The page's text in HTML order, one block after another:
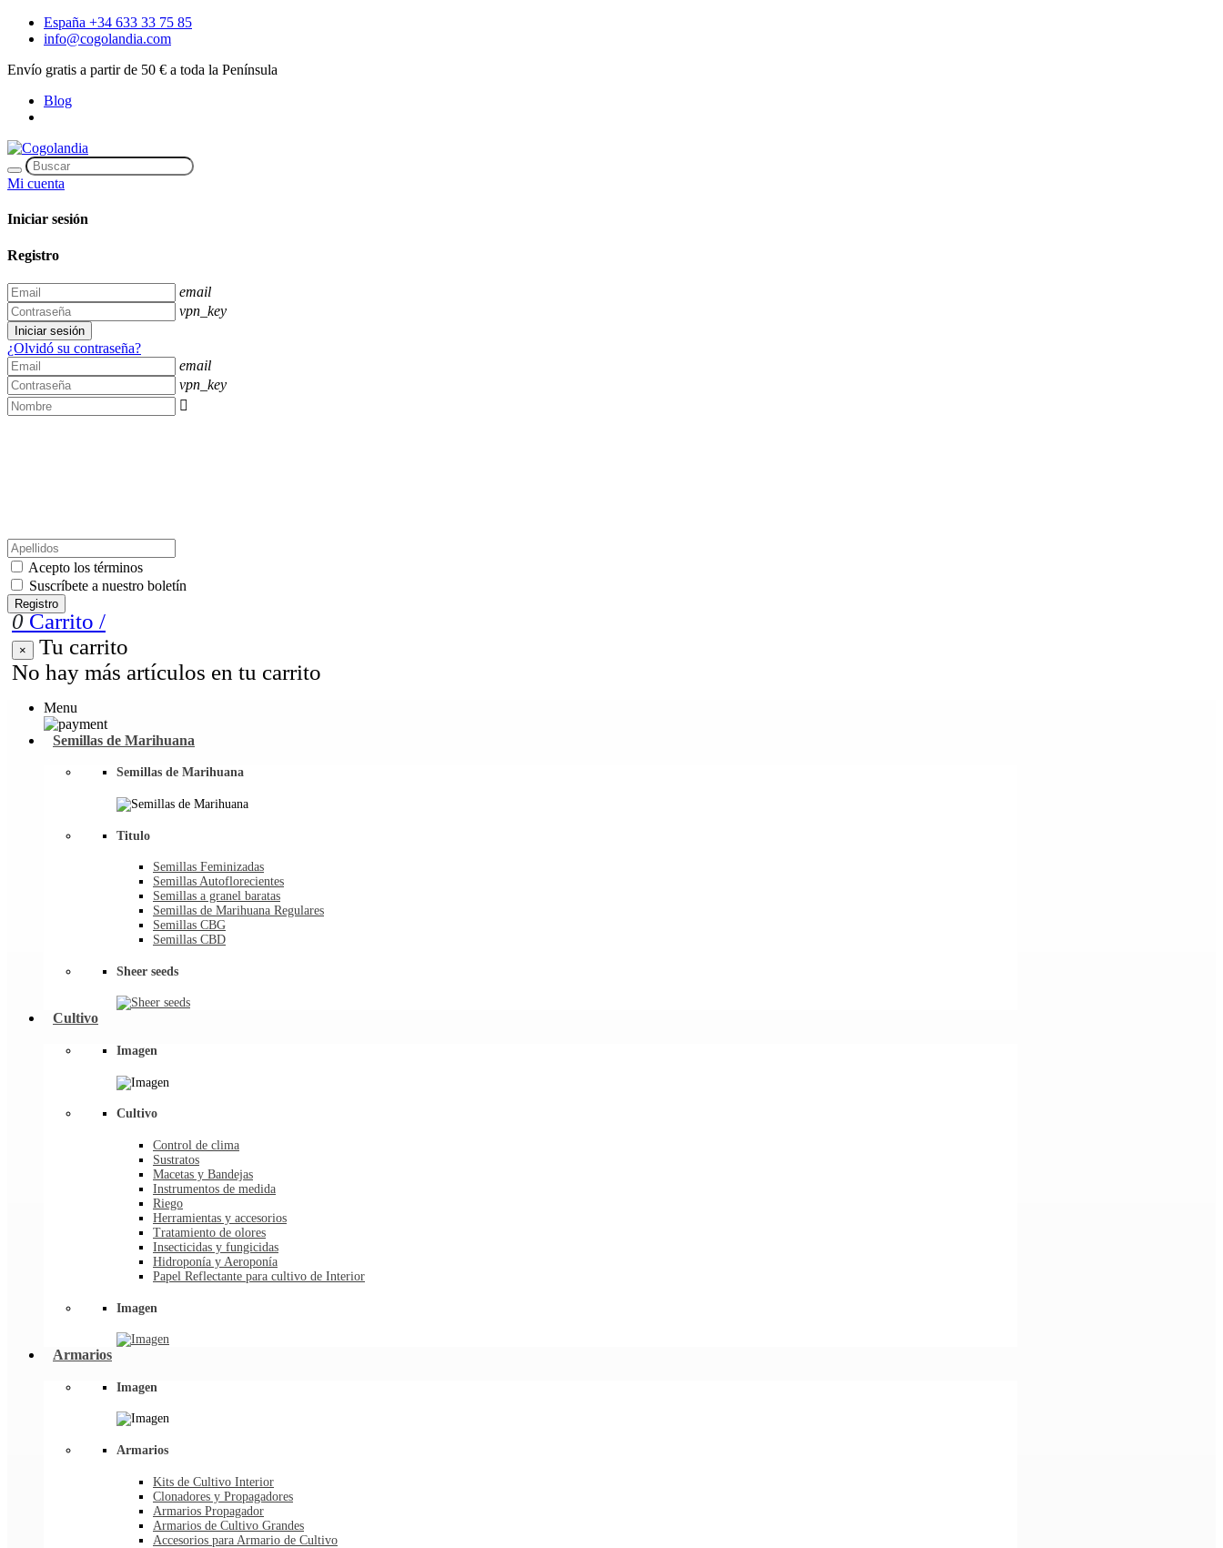
España +34 633 33 75 85
info@cogolandia.com
Envío gratis a partir de 50 € a toda la Península
Blog
Mi cuenta
Iniciar sesión
Registro
email
vpn_key
Iniciar sesión
¿Olvidó su contraseña?
email
vpn_key

Acepto los términos
Suscríbete a nuestro boletín
Registro
0 Carrito /
×
Tu carrito
No hay más artículos en tu carrito
Menu
Semillas de Marihuana
Semillas de Marihuana
Titulo
Semillas Feminizadas
Semillas Autoflorecientes
Semillas a granel baratas
Semillas de Marihuana Regulares
Semillas CBG
Semillas CBD
Sheer seeds
Cultivo
Imagen
Cultivo
Control de clima
Sustratos
Macetas y Bandejas
Instrumentos de medida
Riego
Herramientas y accesorios
Tratamiento de olores
Insecticidas y fungicidas
Hidroponía y Aeroponía
Papel Reflectante para cultivo de Interior
Imagen
Armarios
Imagen
Armarios
Kits de Cultivo Interior
Clonadores y Propagadores
Armarios Propagador
Armarios de Cultivo Grandes
Accesorios para Armario de Cultivo